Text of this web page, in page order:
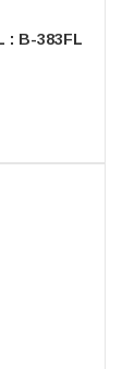
: B-383FL